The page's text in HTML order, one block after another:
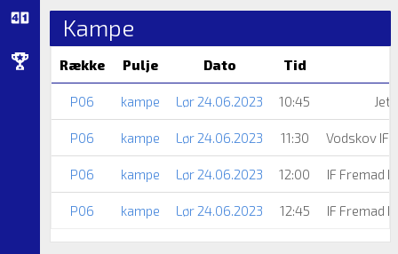
Kampe
Række Pulje Dato Tid
P06 kampe Lør 24.06.2023 10:45
P06 kampe Lør 24.06.2023 11:30 Vodskov IF
P06 kampe Lør 24.06.2023 12:00 IF Fremad
P06 kampe Lør 24.06.2023 12:45 IF Fremad